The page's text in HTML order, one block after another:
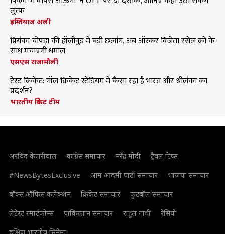
लुत्फ
इम्तियाज अली
प्रियंका चोपड़ा की हॉलीवुड में बड़ी छलांग, अब ऑस्कर विजेता रसेल क्रो के
साथ मचाएंगी धमाल
एसएस राजामौली
टेस्ट क्रिकेट: गॉल क्रिकेट स्टेडियम में कैसा रहा है भारत और श्रीलंका का
प्रदर्शन?
भारतीय क्रिकेट टीम
अरविंद केजरीवाल कांग्रेस समाचार नरेंद्र मोदी
ट्रैवल टिप्स
#NewsBytesExclusive
आम आदमी पार्टी समाचार
भाजपा समाचार
बॉक्स ऑफिस कलेक्शन
क्रिकेट समाचार
फुटबॉल समाचार
लेटेस्ट स्मार्टफोन्स
पाकिस्तान समाचार राहुल गांधी
रेसिपी